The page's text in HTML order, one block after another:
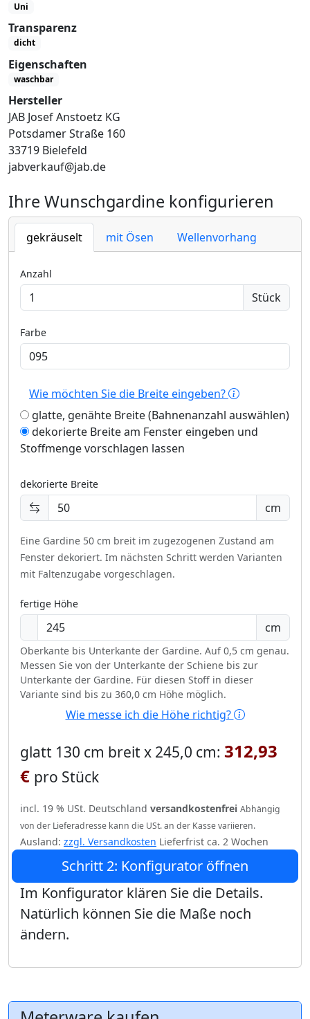
Uni
Transparenz
dicht
Eigenschaften
waschbar
Hersteller
JAB Josef Anstoetz KG
Potsdamer Straße 160
33719 Bielefeld
jabverkauf@jab.de
Ihre Wunschgardine konfigurieren
gekräuselt mit Ösen Wellenvorhang
Anzahl
Stück
Farbe
Wie möchten Sie die Breite eingeben?
glatte, genähte Breite (Bahnenanzahl auswählen)
dekorierte Breite am Fenster eingeben und
Stoffmenge vorschlagen lassen
dekorierte Breite
cm
Eine Gardine 50 cm breit im zugezogenen Zustand am
Fenster dekoriert. Im nächsten Schritt werden Varianten
mit Faltenzugabe vorgeschlagen.
fertige Höhe
cm
Oberkante bis Unterkante der Gardine. Auf 0,5 cm genau.
Messen Sie von der Unterkante der Schiene bis zur
Unterkante der Gardine. Für diesen Stoff in dieser
Variante sind bis zu 360,0 cm Höhe möglich.
Wie messe ich die Höhe richtig?
glatt 130 cm breit x 245,0 cm: 312,93
€ pro Stück
incl. 19 % USt. Deutschland versandkostenfrei Abhängig
von der Lieferadresse kann die USt. an der Kasse variieren.
Ausland: zzgl. Versandkosten Lieferfrist ca. 2 Wochen
Schritt 2: Konfigurator öffnen
Im Konfigurator klären Sie die Details.
Natürlich können Sie die Maße noch
ändern.